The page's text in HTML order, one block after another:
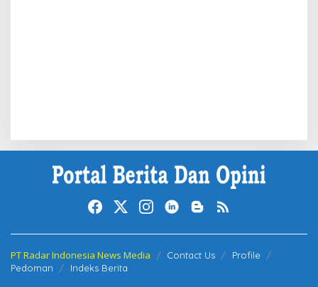
PT Radar Indonesia News Media Contact Us
Profile
Pedoman
Indeks Berita